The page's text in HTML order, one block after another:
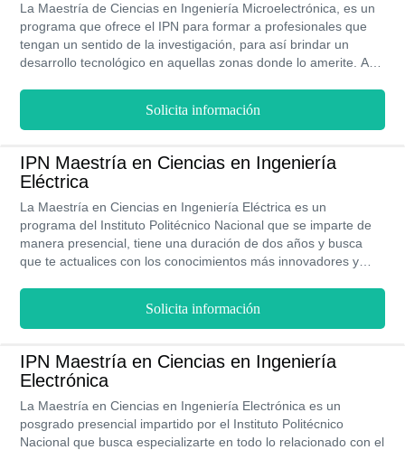
La Maestría de Ciencias en Ingeniería Microelectrónica, es un
programa que ofrece el IPN para formar a profesionales que
tengan un sentido de la investigación, para así brindar un
desarrollo tecnológico en aquellas zonas donde lo amerite. Así
de forma presencial y tiene una duración de 2 años. Un
profesional con Maestría de Ciencias en Ingeniería
Microelectrónica puede llegar a tener una ganancia, teniendo
experiencia en el campo laboral de,$ 209,400 MXN al año.
Solicita información
IPN Maestría en Ciencias en Ingeniería
Eléctrica
La Maestría en Ciencias en Ingeniería Eléctrica es un
programa del Instituto Politécnico Nacional que se imparte de
manera presencial, tiene una duración de dos años y busca
que te actualices con los conocimientos más innovadores y
institución pública. Ofrece becas y bolsa de trabajo a los
alumnos. El proceso de admisión se realiza anualmente y
cuenta con las mejores instalaciones en lo que se refiere a
laboratorios y talleres.
Solicita información
IPN Maestría en Ciencias en Ingeniería
Electrónica
La Maestría en Ciencias en Ingeniería Electrónica es un
posgrado presencial impartido por el Instituto Politécnico
Nacional que busca especializarte en todo lo relacionado con el